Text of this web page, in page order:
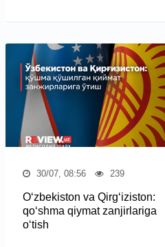
30/07, 08:56 239
O‘zbekiston va Qirg‘iziston:
qo‘shma qiymat zanjirlariga
o‘tish